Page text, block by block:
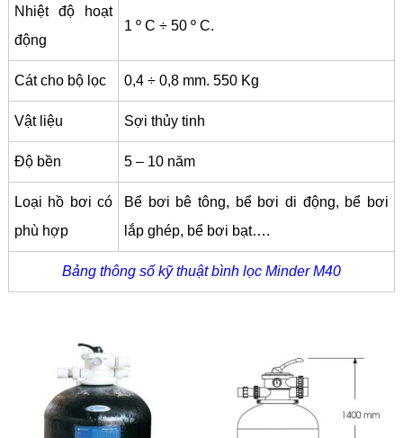
Nhiệt độ hoạt
động
1 º C ÷ 50 º C.
Cát cho bộ lọc 0,4 ÷ 0,8 mm. 550 Kg
Vật liệu Sợi thủy tinh
Độ bền 5 – 10 năm
Loại hồ bơi có
phù hợp
Bể bơi bê tông, bể bơi di động, bể bơi
lắp ghép, bể bơi bạt….
Bảng thông số kỹ thuật bình lọc Minder M40